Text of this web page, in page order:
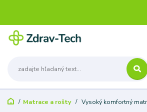
Matrace a rošty Vysoký komfortný